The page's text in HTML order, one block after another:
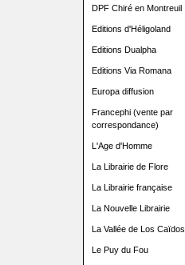
DPF Chiré en Montreuil
Editions d'Héligoland
Editions Dualpha
Editions Via Romana
Europa diffusion
Francephi (vente par
correspondance)
L'Age d'Homme
La Librairie de Flore
La Librairie française
La Nouvelle Librairie
La Vallée de Los Caïdos
Le Puy du Fou